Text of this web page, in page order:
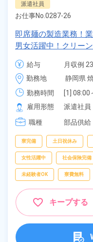
派遣社員
お仕事No. 0287-26
即席麺の製造業務！
男女活躍中！クリー
あり！備品付きワン
休日131日！社員食堂
給与
月収例
時給
勤務地
静岡県
勤務時間
[1] 08:00
[2] 16:30
雇用形態
派遣社員
職種
部品供給
寮完備 土日祝休み
女性活躍中 社会保険完備
未経験者OK 寮費無料
キープする